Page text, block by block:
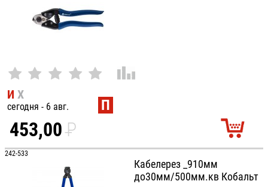
И Х
сегодня - 6 авг. П
453,00P
УБ.
242-533
Кабелерез _910мм
до30мм/500мм.кв Кобальт